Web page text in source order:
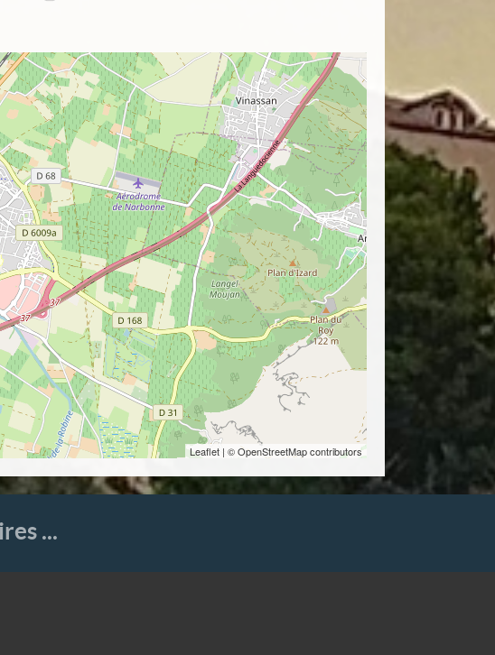
Leaflet | © OpenStreetMap contributors
...